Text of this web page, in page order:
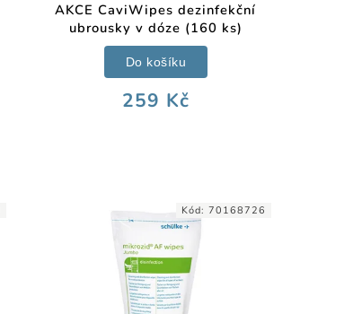
AKCE CaviWipes dezinfekční
ubrousky v dóze (160 ks)
259 Kč
Do košíku
Kód:70168726